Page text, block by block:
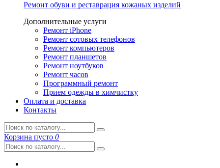
Ремонт обуви и реставрация кожаных изделий
Дополнительные услуги
Ремонт iPhone
Ремонт сотовых телефонов
Ремонт компьютеров
Ремонт планшетов
Ремонт ноутбуков
Ремонт часов
Программный ремонт
Прием одежды в химчистку
Оплата и доставка
Контакты
Корзина пусто 0